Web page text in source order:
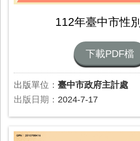
112年臺中市性
下載PDF檔
出版單位： 臺中市政府主計處
出版日期： 2024-7-17